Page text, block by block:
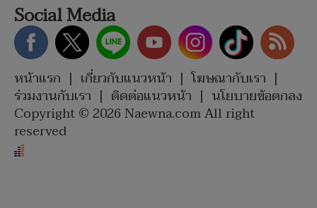
Social Media
หน้าแรก | เกี่ยวกับแนวหน้า | โฆษณากับเรา |
ร่วมงานกับเรา | ติดต่อแนวหน้า | นโยบายข้อตกลง
Copyright © 2026 Naewna.com All right
reserved